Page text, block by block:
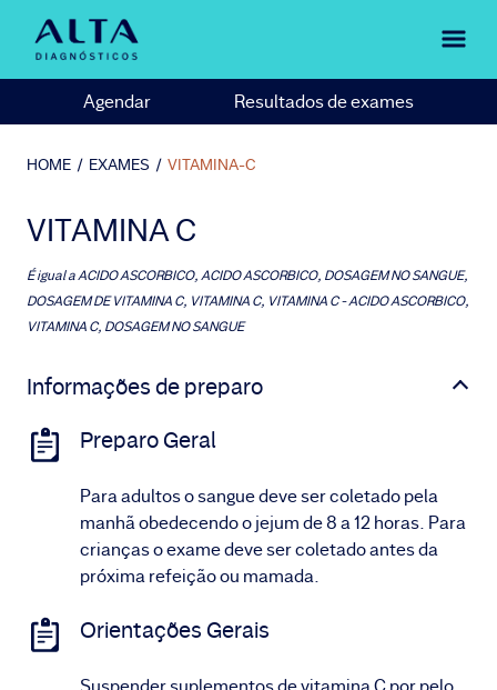
Agendar Resultados de exames
HOME / EXAMES / VITAMINA-C
VITAMINA C
É igual aACIDO ASCORBICO, ACIDO ASCORBICO, DOSAGEM NO SANGUE,
DOSAGEM DE VITAMINA C, VITAMINA C, VITAMINA C - ACIDO ASCORBICO,
VITAMINA C, DOSAGEM NO SANGUE
Informações de preparo
Preparo Geral
Para adultos o sangue deve ser coletado pela
manhã obedecendo o jejum de 8 a 12 horas. Para
crianças o exame deve ser coletado antes da
próxima refeição ou mamada.
Orientações Gerais